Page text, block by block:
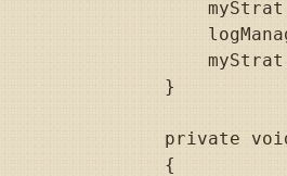
        }
private
        {